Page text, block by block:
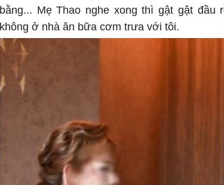
bằng... Mẹ Thao nghe xong thì gật gật đầu
không ở nhà ăn bữa cơm trưa với tôi.